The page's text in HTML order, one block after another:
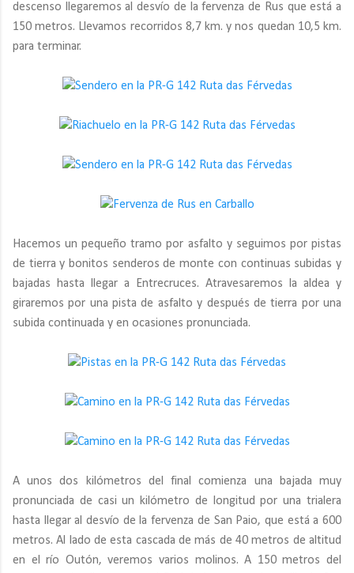
descenso llegaremos al desvío de la fervenza de Rus que está a
150 metros. Llevamos recorridos 8,7 km. y nos quedan 10,5 km.
para terminar.
Hacemos un pequeño tramo por asfalto y seguimos por pistas
de tierra y bonitos senderos de monte con continuas subidas y
bajadas hasta llegar a Entrecruces. Atravesaremos la aldea y
giraremos por una pista de asfalto y después de tierra por una
subida continuada y en ocasiones pronunciada.
A unos dos kilómetros del final comienza una bajada muy
pronunciada de casi un kilómetro de longitud por una trialera
hasta llegar al desvío de la fervenza de San Paio, que está a 600
metros. Al lado de esta cascada de más de 40 metros de altitud
en el río Outón, veremos varios molinos. A 150 metros del